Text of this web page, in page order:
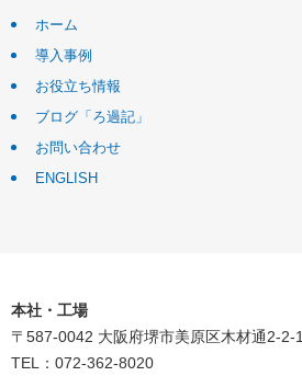
ホーム
導入事例
お役立ち情報
ブログ「ろ過記」
お問い合わせ
ENGLISH
本社・工場
〒587-0042 大阪府堺市美原区木材通2-2-1
TEL：072-362-8020